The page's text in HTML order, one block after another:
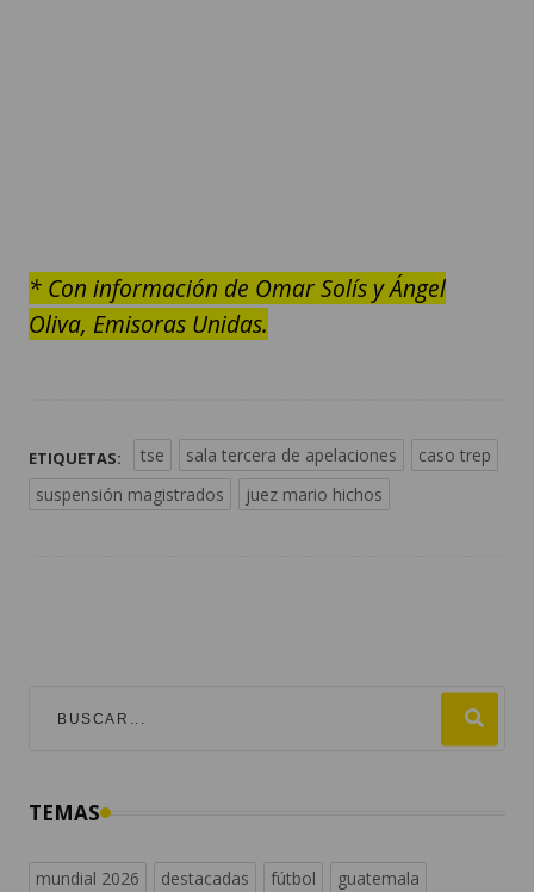
* Con información de Omar Solís y Ángel
Oliva, Emisoras Unidas.
ETIQUETAS: tse sala tercera de apelaciones
caso trep
suspensión magistrados
juez mario hichos
TEMAS
mundial 2026 destacadas fútbol
guatemala